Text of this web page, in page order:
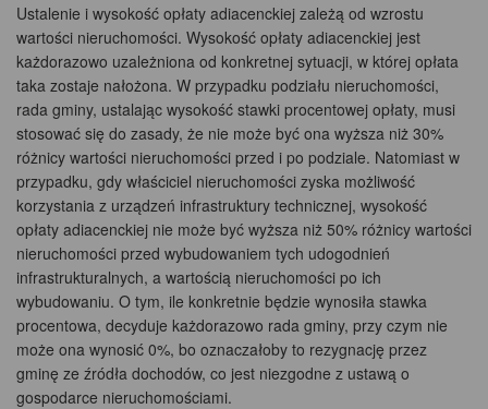
Ustalenie i wysokość opłaty adiacenckiej zależą od wzrostu
wartości nieruchomości. Wysokość opłaty adiacenckiej jest
każdorazowo uzależniona od konkretnej sytuacji, w której opłata
taka zostaje nałożona. W przypadku podziału nieruchomości,
rada gminy, ustalając wysokość stawki procentowej opłaty, musi
stosować się do zasady, że nie może być ona wyższa niż 30%
różnicy wartości nieruchomości przed i po podziale. Natomiast w
przypadku, gdy właściciel nieruchomości zyska możliwość
korzystania z urządzeń infrastruktury technicznej, wysokość
opłaty adiacenckiej nie może być wyższa niż 50% różnicy wartości
nieruchomości przed wybudowaniem tych udogodnień
infrastrukturalnych, a wartością nieruchomości po ich
wybudowaniu. O tym, ile konkretnie będzie wynosiła stawka
procentowa, decyduje każdorazowo rada gminy, przy czym nie
może ona wynosić 0%, bo oznaczałoby to rezygnację przez
gminę ze źródła dochodów, co jest niezgodne z ustawą o
gospodarce nieruchomościami.